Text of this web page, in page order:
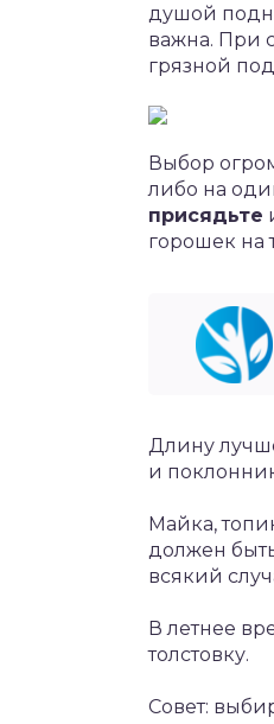
душой
важна. При
грязной
Выбор
либо на
присядьте
горошек на
Длину
и
Майка,
должен
всякий
В летнее
толстовку.
Совет: